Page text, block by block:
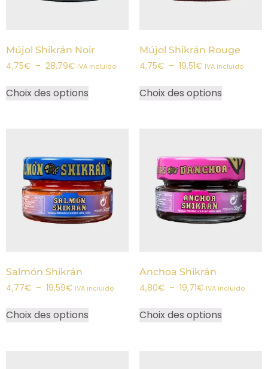
Mújol Shikrán Noir
4,75€ – 28,79€ IVA incluido
Choix des options
Mújol Shikrán Rouge
4,75€ – 19,51€ IVA incluido
Choix des options
Salmón Shikrán
4,77€ – 19,59€ IVA incluido
Choix des options
Anchoa Shikrán
4,80€ – 19,71€ IVA incluido
Choix des options